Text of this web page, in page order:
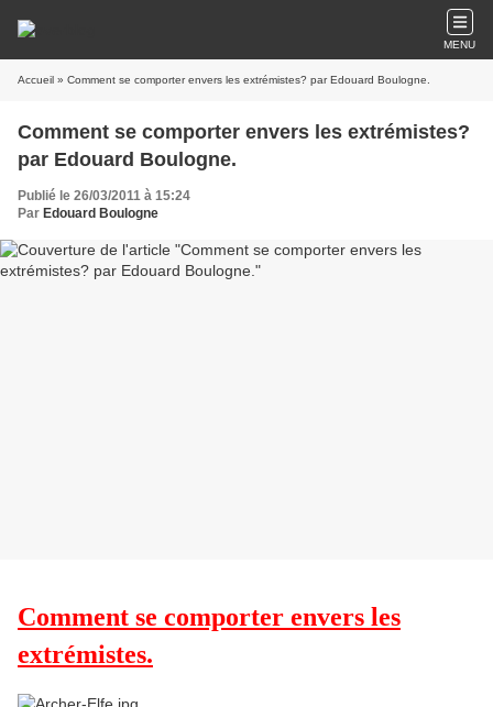
MENU
Accueil » Comment se comporter envers les extrémistes? par Edouard Boulogne.
Comment se comporter envers les extrémistes?
par Edouard Boulogne.
Publié le 26/03/2011 à 15:24
Par Edouard Boulogne
Comment se comporter envers les
extrémistes.